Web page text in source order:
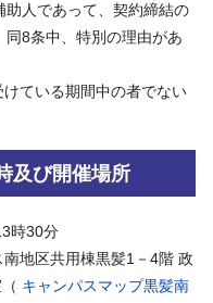
助人であって、契約締結の
8条中、特別の理由があ
ている期間中の者でない
及び開催場所
時30分
地区共用棟黒髪1－4階 政
キャンパスマップ黒髪南